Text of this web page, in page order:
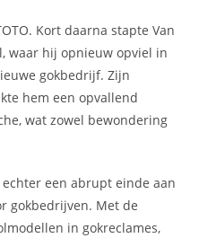
Kort daarna stapte Van
waar hij opnieuw opviel in
gokbedrijf. Zijn
hem een opvallend
wat zowel bewondering
een abrupt einde aan
gokbedrijven. Met de
in gokreclames,